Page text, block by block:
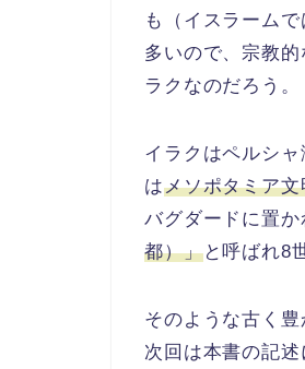
も（イスラーム
多いので、宗教
ラクなのだろう。
イラクはペルシ
はメソポタミア文
バグダードに置
都）」と呼ばれ8
そのような古く
次回は本書の記述